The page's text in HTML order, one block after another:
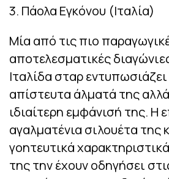
3. Πάολα Εγκόνου (Ιταλία)
Μία από τις πιο
αποτελεσματικές
Ιταλίδα σταρ
απίστευτα άλματά της
ιδιαίτερη εμφάνισή της. Η
αγαλματένια σιλουέτα της
γοητευτικά
της την έχουν οδηγήσει